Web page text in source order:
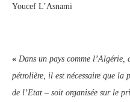
Youcef L’Asnami
« Dans un pays comme l’Algérie,
pétrolière, il est nécessaire que la
de l’Etat – soit organisée sur le